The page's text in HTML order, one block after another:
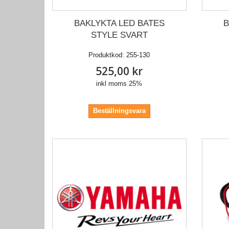
BAKLYKTA LED BATES
STYLE SVART
Produktkod: 255-130
525,00 kr
inkl moms 25%
Beställningsvara